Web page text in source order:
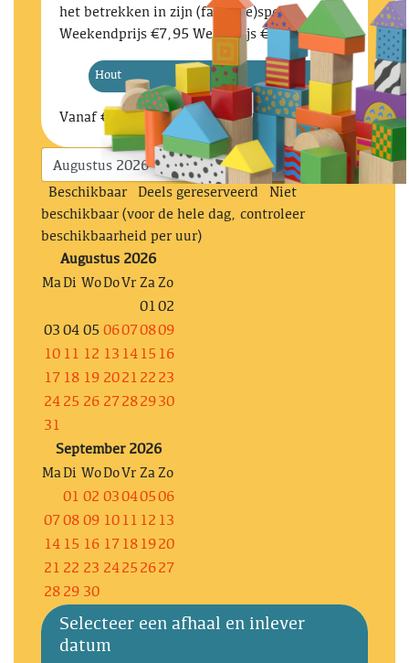
het betrekken in zijn (fantasie)spel.
Weekendprijs €7,95 Weekprijs €11,95
Hout
Vanaf € 5.95
Beschikbaar Deels gereserveerd
Niet
beschikbaar (voor de hele dag, controleer
beschikbaarheid per uur)
Augustus 2026
MaDi WoDoVr ZaZo
0102
03 04 05 06070809
10 11 12 13 14 15 16
17 18 19 2021 22 23
24 25 26 27 282930
31
September 2026
MaDi WoDoVr ZaZo
01 02 03040506
07 08 09 10 11 12 13
14 15 16 17 18 1920
21 22 23 2425 2627
28 29 30
Selecteer een afhaal en inlever
datum